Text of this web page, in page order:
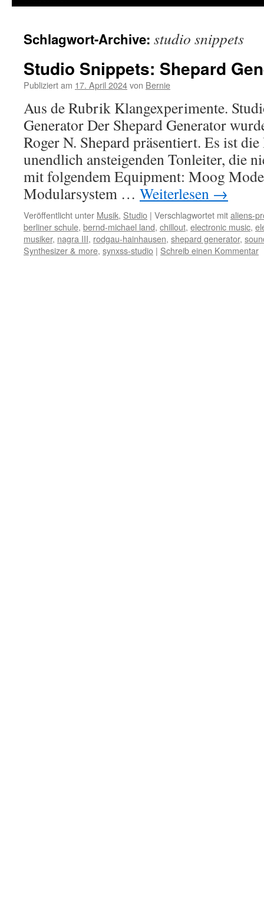
Schlagwort-Archive: studio snippets
Studio Snippets: Shepard
Publiziert am 17. April 2024von Bernie
Aus de Rubrik Klangexperimente.
Generator Der Shepard Generator
Roger N. Shepard präsentiert. Es ist
unendlich ansteigenden Tonleiter, die
mit folgendem Equipment: Moog
Modularsystem … Weiterlesen →
Veröffentlicht unter Musik, Studio | Verschlagwortet mitaliens-
berliner schule, bernd-michael land, chillout, electronic music,
musiker, nagra III, rodgau-hainhausen, shepard generator,
Synthesizer & more, synxss-studio | Schreib einen Kommentar